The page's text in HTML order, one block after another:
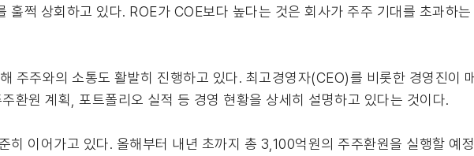
훌쩍 상회하고 있다. ROE가 COE보다 높다는 것은 회사가 주주 기대를 초과하
주주와의 소통도 활발히 진행하고 있다. 최고경영자(CEO)를 비롯한 경영진이
환원 계획, 포트폴리오 실적 등 경영 현황을 상세히 설명하고 있다는 것이다.
히 이어가고 있다. 올해부터 내년 초까지 총 3,100억원의 주주환원을 실행할 예